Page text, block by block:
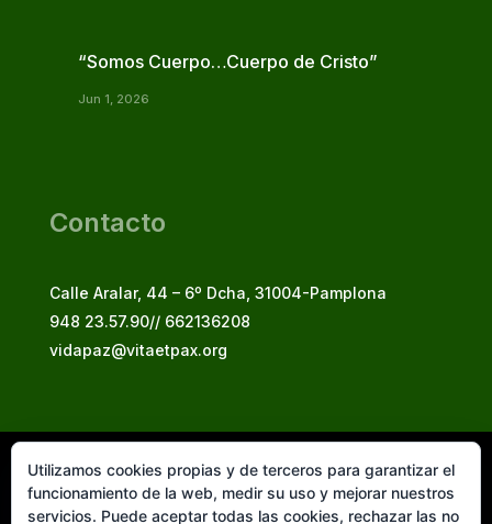
“Somos Cuerpo…Cuerpo de Cristo”
Jun 1, 2026
Contacto
Calle Aralar, 44 – 6º Dcha, 31004-Pamplona
948 23.57.90// 662136208
vidapaz@vitaetpax.org
Vita et Pax, 2025
© Instituto Secular Vita et Pax in Christo Jesu
Utilizamos cookies propias y de terceros para garantizar el
funcionamiento de la web, medir su uso y mejorar nuestros
servicios. Puede aceptar todas las cookies, rechazar las no